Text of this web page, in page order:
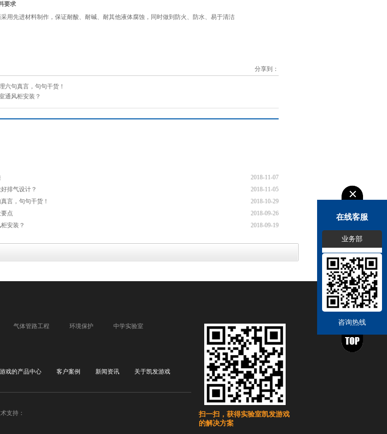
要求
用先进材料制作，保证耐酸、耐碱、耐其他液体腐蚀，同时做到防火、防水、易于清洁
分享到：
六句真言，句句干货！
通风柜安装？
2018-11-07
排气设计？
2018-11-05
言，句句干货！
2018-10-29
点
2018-09-26
安装？
2018-09-19
气体管路工程 环境保护
中学实验室
戏的产品中心 客户案例 新闻资讯
关于凯发游戏
支持：
扫一扫，获得实验室凯发游戏
的解决方案
在线客服
业务部
咨询热线